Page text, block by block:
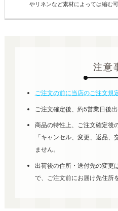
やリネンなど素材によっては縮む
注意
ご注文の前に当店のご注文規
ご注文確定後、約5営業日後出
商品の特性上、ご注文確定後
「キャンセル、変更、返品
ません。
出荷後の住所・送付先の変更
で、ご注文前にお届け先住所